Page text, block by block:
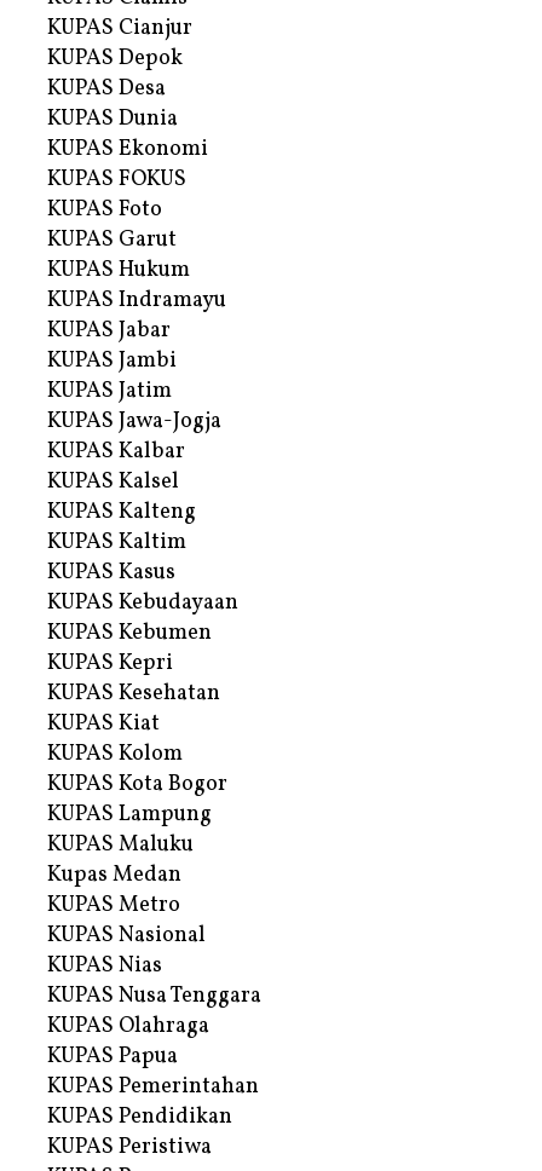
KUPAS Cianjur
KUPAS Depok
KUPAS Desa
KUPAS Dunia
KUPAS Ekonomi
KUPAS FOKUS
KUPAS Foto
KUPAS Garut
KUPAS Hukum
KUPAS Indramayu
KUPAS Jabar
KUPAS Jambi
KUPAS Jatim
KUPAS Jawa-Jogja
KUPAS Kalbar
KUPAS Kalsel
KUPAS Kalteng
KUPAS Kaltim
KUPAS Kasus
KUPAS Kebudayaan
KUPAS Kebumen
KUPAS Kepri
KUPAS Kesehatan
KUPAS Kiat
KUPAS Kolom
KUPAS Kota Bogor
KUPAS Lampung
KUPAS Maluku
Kupas Medan
KUPAS Metro
KUPAS Nasional
KUPAS Nias
KUPAS Nusa Tenggara
KUPAS Olahraga
KUPAS Papua
KUPAS Pemerintahan
KUPAS Pendidikan
KUPAS Peristiwa